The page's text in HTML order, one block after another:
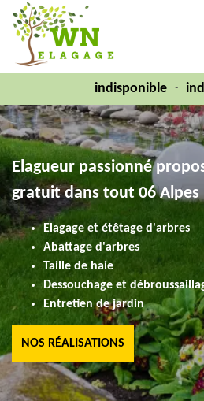
indisponible -
Elagueur passionné
gratuit dans tout 06
Elagage et étêtage d'arbres
Abattage d'arbres
Taille de haie
Dessouchage et
Entretien de jardin
NOS RÉALISATIONS